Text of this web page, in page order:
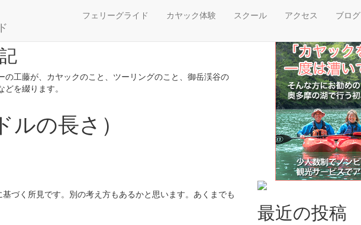
フェリーグライド カヤック体験 スクール アクセス ブログ
の工藤が、カヤックのこと、ツーリングのこと、御岳渓谷の
を綴ります。
の長さ）
づく所見です。別の考え方もあるかと思います。あくまでも
最近の投稿